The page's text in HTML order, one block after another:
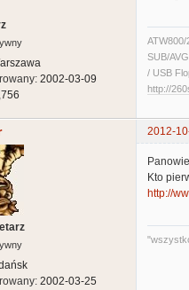
2002-03-09
SUB/
/ USB
http://
2012-
2002-03-25
Kto
http://